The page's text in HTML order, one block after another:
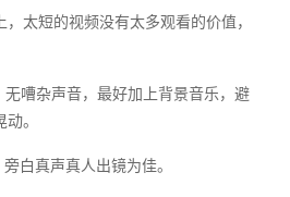
太短的视频没有太多观看的价值，
嘈杂声音，最好加上背景音乐，避
。
白真声真人出镜为佳。